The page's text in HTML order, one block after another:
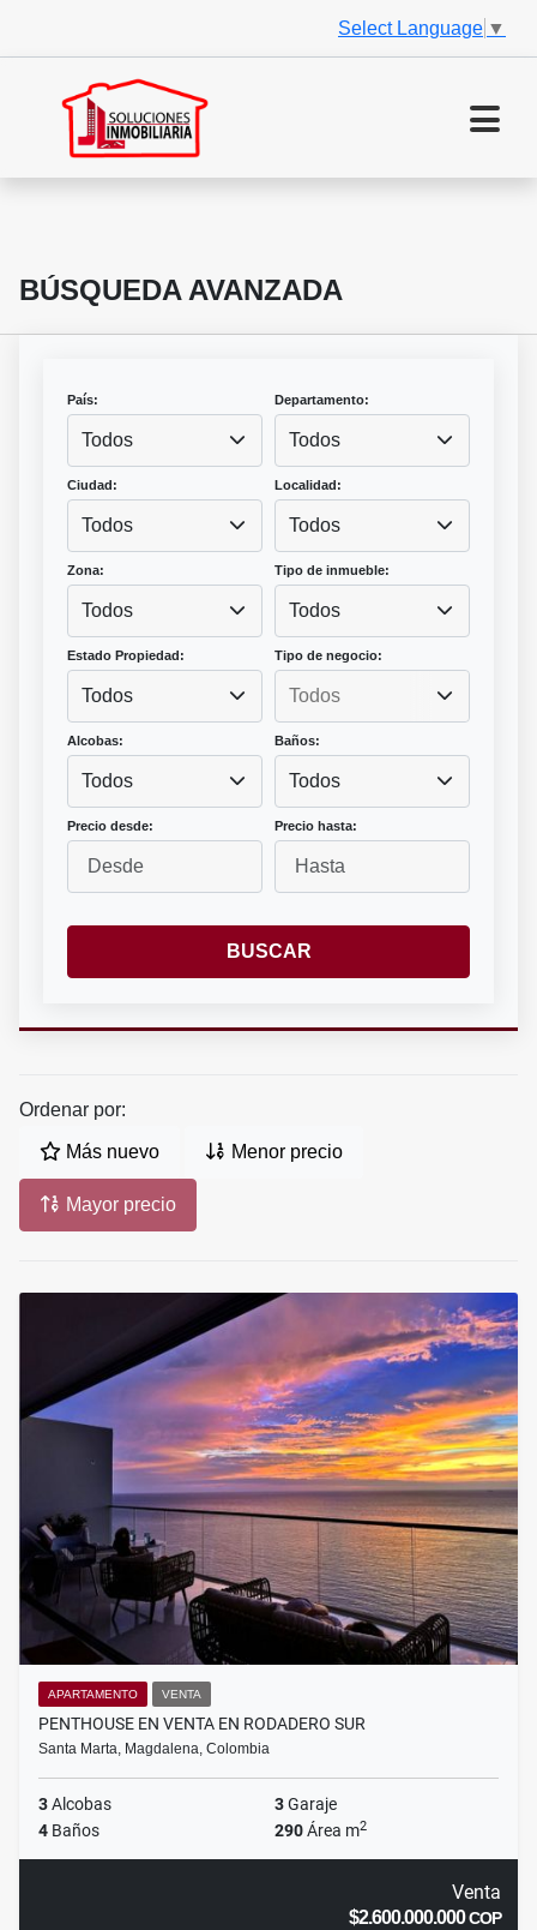
Select Language ▼
BÚSQUEDA AVANZADA
País:
Todos
Departamento:
Todos
Ciudad:
Todos
Localidad:
Todos
Zona:
Todos
Tipo de inmueble:
Todos
Estado Propiedad:
Todos
Tipo de negocio:
Alcobas:
Todos
Baños:
Todos
Precio desde: Precio hasta:
BUSCAR
Ordenar por:
Más nuevo Menor precio
Mayor precio
APARTAMENTO VENTA
PENTHOUSE EN VENTA EN RODADERO SUR
Santa Marta, Magdalena, Colombia
3Alcobas 3Garaje
4 Baños 290Área m2
Venta
$2.600.000.000COP